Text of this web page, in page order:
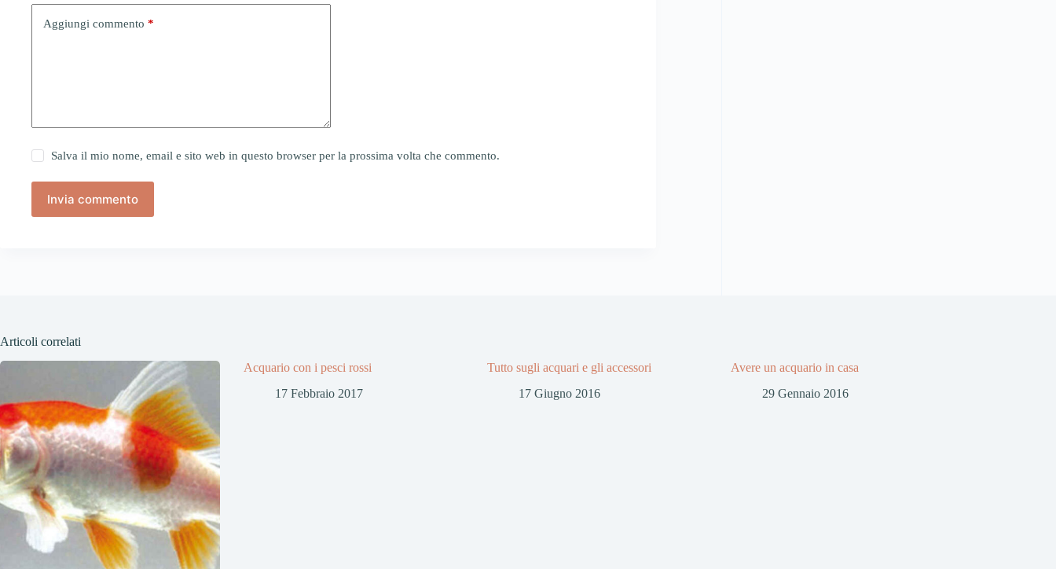
Aggiungi commento *
Salva il mio nome, email e sito web in questo browser per la prossima volta che commento.
Invia commento
Articoli correlati
Acquario con i pesci rossi
17 Febbraio 2017
Tutto sugli acquari e gli accessori
17 Giugno 2016
Avere un acquario in casa
29 Gennaio 2016